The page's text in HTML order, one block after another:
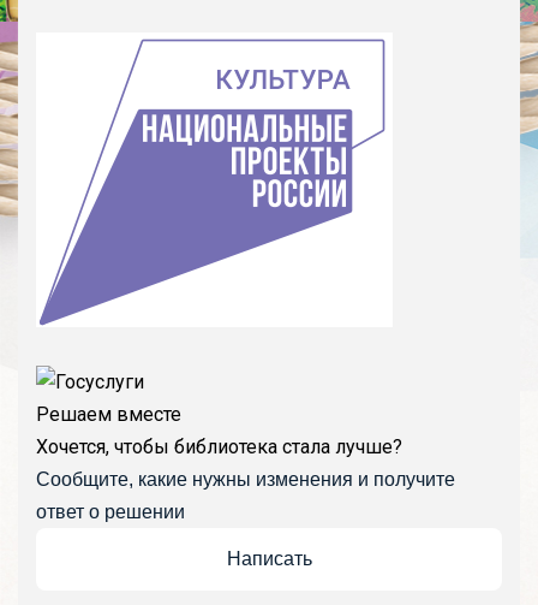
Решаем вместе
Хочется, чтобы библиотека стала лучше?
Сообщите, какие нужны изменения и получите
ответ о решении
Написать